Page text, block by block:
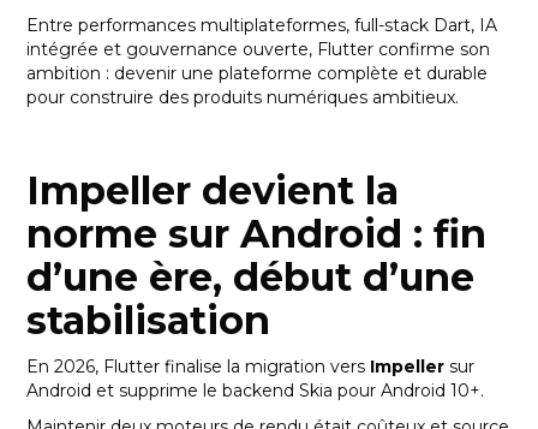
Entre performances multiplateformes, full-stack Dart, IA
intégrée et gouvernance ouverte, Flutter confirme son
ambition : devenir une plateforme complète et durable
pour construire des produits numériques ambitieux.
Impeller devient la
norme sur Android : fin
d’une ère, début d’une
stabilisation
En 2026, Flutter finalise la migration vers Impeller sur
Android et supprime le backend Skia pour Android 10+.